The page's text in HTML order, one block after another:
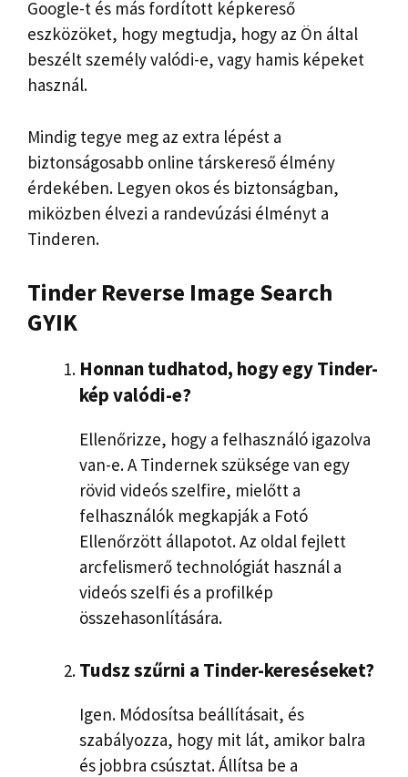
Google-t és más fordított képkereső
eszközöket, hogy megtudja, hogy az Ön által
beszélt személy valódi-e, vagy hamis képeket
használ.
Mindig tegye meg az extra lépést a
biztonságosabb online társkereső élmény
érdekében. Legyen okos és biztonságban,
miközben élvezi a randevúzási élményt a
Tinderen.
Tinder Reverse Image Search
GYIK
Honnan tudhatod, hogy egy Tinder-
kép valódi-e?
Ellenőrizze, hogy a felhasználó igazolva
van-e. A Tindernek szüksége van egy
rövid videós szelfire, mielőtt a
felhasználók megkapják a Fotó
Ellenőrzött állapotot. Az oldal fejlett
arcfelismerő technológiát használ a
videós szelfi és a profilkép
összehasonlítására.
Tudsz szűrni a Tinder-kereséseket?
Igen. Módosítsa beállításait, és
szabályozza, hogy mit lát, amikor balra
és jobbra csúsztat. Állítsa be a